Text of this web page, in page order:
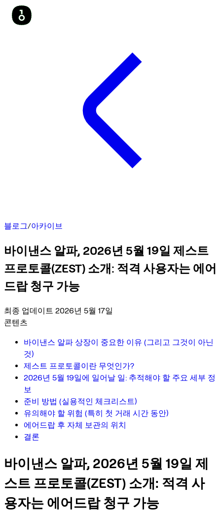
블로그/아카이브
바이낸스 알파, 2026년 5월 19일 제스트
프로토콜(ZEST) 소개: 적격 사용자는 에어
드랍 청구 가능
최종 업데이트 2026년 5월 17일
콘텐츠
바이낸스 알파 상장이 중요한 이유 (그리고 그것이 아닌
것)
제스트 프로토콜이란 무엇인가?
2026년 5월 19일에 일어날 일: 추적해야 할 주요 세부 정
보
준비 방법 (실용적인 체크리스트)
유의해야 할 위험 (특히 첫 거래 시간 동안)
에어드랍 후 자체 보관의 위치
결론
바이낸스 알파, 2026년 5월 19일 제
스트 프로토콜(ZEST) 소개: 적격 사
용자는 에어드랍 청구 가능